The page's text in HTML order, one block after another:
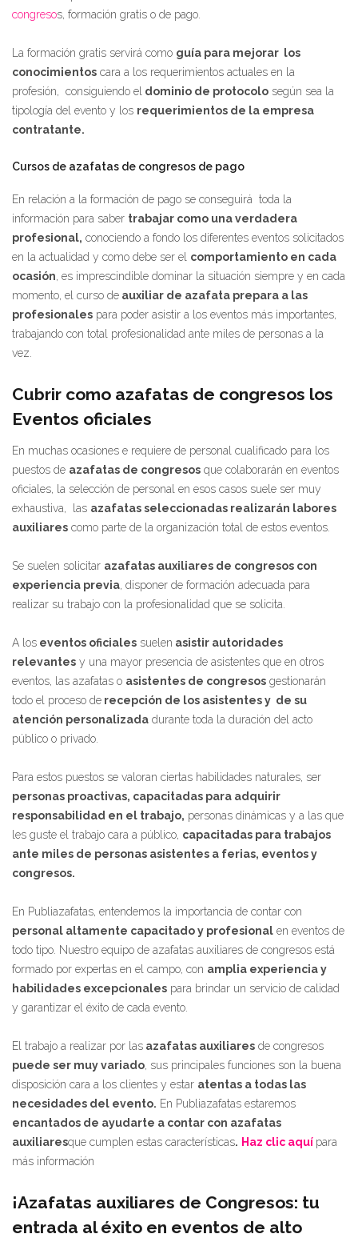
congresos, formación gratis o de pago.
La formación gratis servirá como guía para mejorar los
conocimientos cara a los requerimientos actuales en la
profesión, consiguiendo el dominio de protocolo según sea la
tipología del evento y los requerimientos de la empresa
contratante.
Cursos de azafatas de congresos de pago
En relación a la formación de pago se conseguirá toda la
información para saber trabajar como una verdadera
profesional, conociendo a fondo los diferentes eventos solicitados
en la actualidad y como debe ser el comportamiento en cada
ocasión, es imprescindible dominar la situación siempre y en cada
momento, el curso de auxiliar de azafata prepara a las
profesionales para poder asistir a los eventos más importantes,
trabajando con total profesionalidad ante miles de personas a la
vez.
Cubrir como azafatas de congresos los
Eventos oficiales
En muchas ocasiones e requiere de personal cualificado para los
puestos de azafatas de congresos que colaborarán en eventos
oficiales, la selección de personal en esos casos suele ser muy
exhaustiva, las azafatas seleccionadas realizarán labores
auxiliares como parte de la organización total de estos eventos.
Se suelen solicitar azafatas auxiliares de congresos con
experiencia previa , disponer de formación adecuada para
realizar su trabajo con la profesionalidad que se solicita.
A los eventos oficiales suelen asistir autoridades
relevantes y una mayor presencia de asistentes que en otros
eventos, las azafatas o asistentes de congresos gestionarán
todo el proceso de recepción de los asistentes y de su
atención personalizada durante toda la duración del acto
público o privado.
Para estos puestos se valoran ciertas habilidades naturales, ser
personas proactivas, capacitadas para adquirir
responsabilidad en el trabajo, personas dinámicas y a las que
les guste el trabajo cara a público, capacitadas para trabajos
ante miles de personas asistentes a ferias, eventos y
congresos.
En Publiazafatas, entendemos la importancia de contar con
personal altamente capacitado y profesional en eventos de
todo tipo. Nuestro equipo de azafatas auxiliares de congresos está
formado por expertas en el campo, con amplia experiencia y
habilidades excepcionales para brindar un servicio de calidad
y garantizar el éxito de cada evento.
El trabajo a realizar por las azafatas auxiliares de congresos
puede ser muy variado , sus principales funciones son la buena
disposición cara a los clientes y estar atentas a todas las
necesidades del evento. En Publiazafatas estaremos
encantados de ayudarte a contar con azafatas
auxiliaresque cumplen estas características. Haz clic aquí para
más información
¡Azafatas auxiliares de Congresos: tu
entrada al éxito en eventos de alto